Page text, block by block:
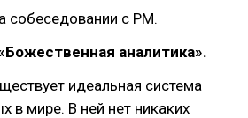
собеседовании с PM.
аналитика».
идеальная система
в мире. В ней нет никаких